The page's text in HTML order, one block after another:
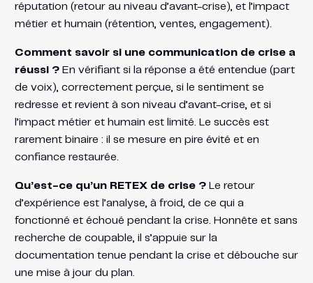
réputation (retour au niveau d’avant-crise), et l’impact
métier et humain (rétention, ventes, engagement).
Comment savoir si une communication de crise a
réussi ?En vérifiant si la réponse a été entendue (part
de voix), correctement perçue, si le sentiment se
redresse et revient à son niveau d’avant-crise, et si
l’impact métier et humain est limité. Le succès est
rarement binaire : il se mesure en pire évité et en
confiance restaurée.
Qu’est-ce qu’un RETEX de crise ?Le retour
d’expérience est l’analyse, à froid, de ce qui a
fonctionné et échoué pendant la crise. Honnête et sans
recherche de coupable, il s’appuie sur la
documentation tenue pendant la crise et débouche sur
une mise à jour du plan.